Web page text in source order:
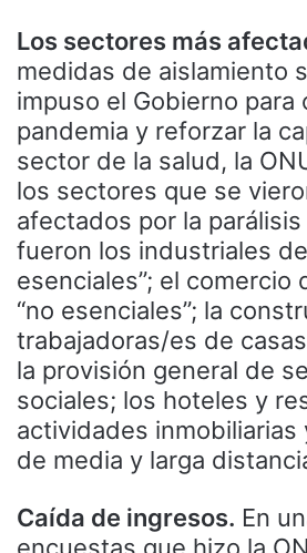
Los sectores más
medidas de aislamiento
impuso el Gobierno para
pandemia y reforzar la
sector de la salud, la
los sectores que se
afectados por la
fueron los industriales
esenciales”; el comercio
“no esenciales”; la
trabajadoras/es de
la provisión general de
sociales; los hoteles y
actividades
de media y larga
Caída de ingresos. En